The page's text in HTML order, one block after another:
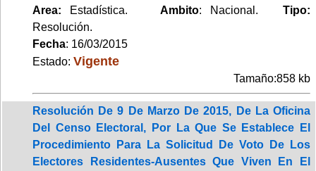
Area: Estadística.Ambito: Nacional.Tipo:
Resolución.
Fecha: 16/03/2015
Estado: Vigente
Tamaño:858 kb
Resolución De 9 De Marzo De 2015, De La Oficina
Del Censo Electoral, Por La Que Se Establece El
Procedimiento Para La Solicitud De Voto De Los
Electores Residentes-Ausentes Que Viven En El